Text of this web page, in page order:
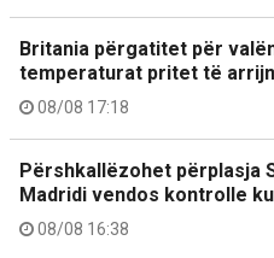
Britania përgatitet për
temperaturat pritet të
08/08 17:18
Përshkallëzohet përplasja
Madridi vendos kontrolle
08/08 16:38